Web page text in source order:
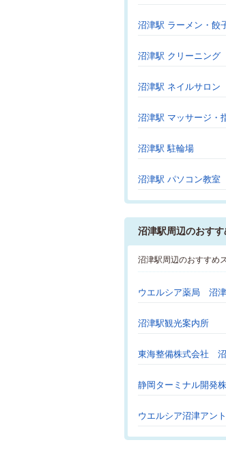
沼津駅 ラーメン・餃
沼津駅 クリーニング
沼津駅 ネイルサロン
沼津駅 マッサージ・
沼津駅 駐輪場
沼津駅 パソコン教室
沼津駅周辺のおすす
沼津駅周辺のおすすめ
ウエルシア薬局 沼
沼津駅観光案内所
東海整備株式会社
静岡ターミナル開発
ウエルシア沼津アン